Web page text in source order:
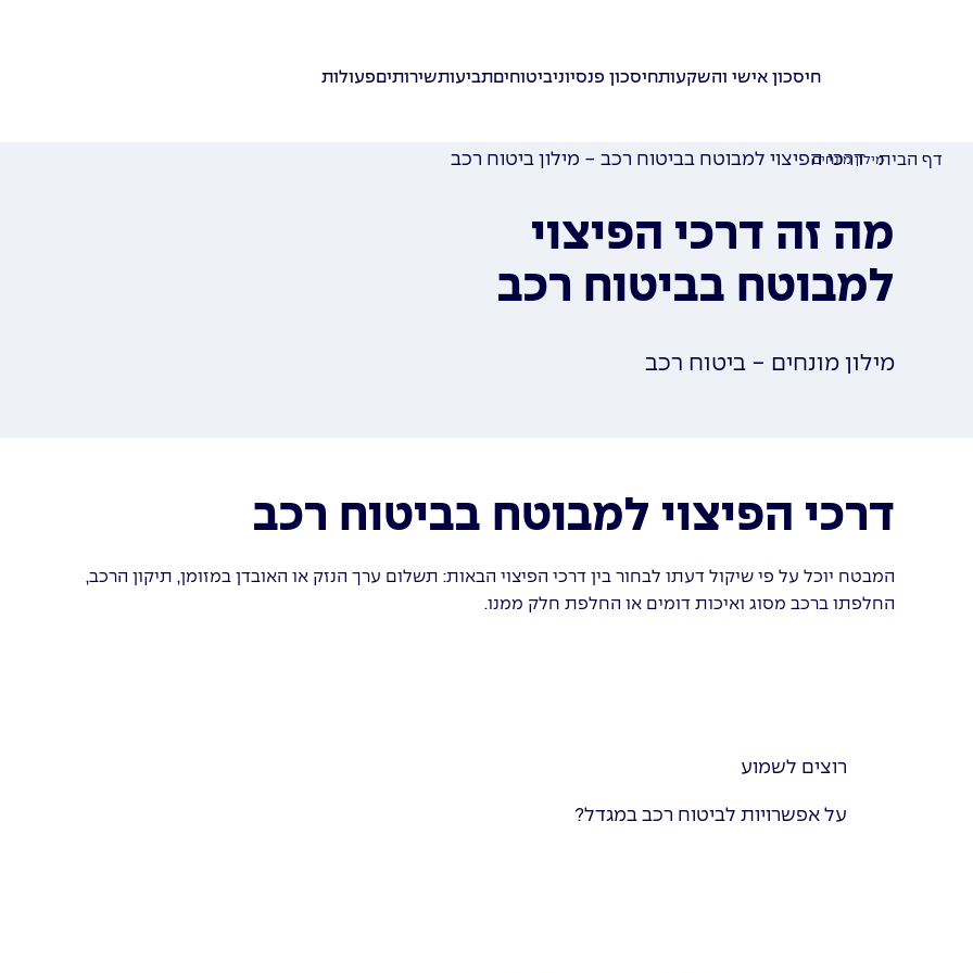
חיסכון אישי והשקעותחיסכון פנסיוניביטוחיםתביעותשירותיםפעולות
דף הביתמילון מונחים
דרכי הפיצוי למבוטח בביטוח רכב - מילון ביטוח רכב
מה זה דרכי הפיצוי
למבוטח בביטוח רכב
מילון מונחים - ביטוח רכב
דרכי הפיצוי למבוטח בביטוח רכב
המבטח יוכל על פי שיקול דעתו לבחור בין דרכי הפיצוי הבאות: תשלום ערך הנזק או האובדן במזומן, תיקון הרכב,
החלפתו ברכב מסוג ואיכות דומים או החלפת חלק ממנו.
רוצים לשמוע
על אפשרויות לביטוח רכב במגדל?